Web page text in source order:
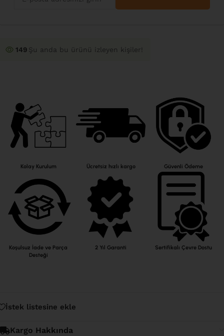
149 Şu anda bu ürünü izleyen kişiler!
Kolay Kurulum
Koşulsuz İade ve Parça
Desteği
Ücretsiz hızlı kargo
2 Yıl Garanti
Güvenli Ödeme
Sertifikalı Çevre Dostu
İstek listesine ekle
Kargo Hakkında